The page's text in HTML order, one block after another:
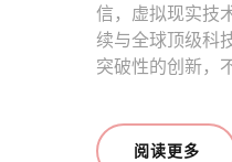
信，虚拟现实技
续与全球顶级科
突破性的创新，
阅读更多